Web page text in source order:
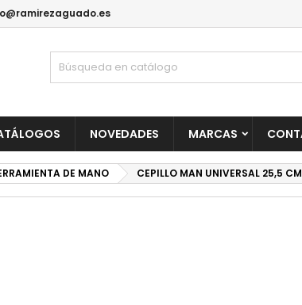
NOVEDADES MARCAS
DE MANO CEPILLO MAN UNIVERSAL 25,5